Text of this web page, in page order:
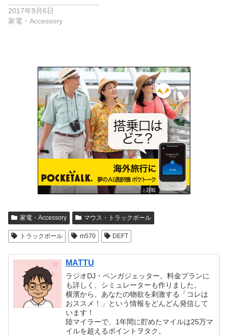
2017年9月6日
家電・Accessory
家電・Accessory マウス・トラックボール
トラックボール m570 DEFT
MATTU
ラジオDJ・ペンガジェッター。料金プランに
も詳しく、シミュレーターも作りました。
横濱から、あなたの物欲を刺激する「コレは
おススメ！」という情報をどんどん発信して
います！
陸マイラーで、1年間に貯めたマイルは25万マ
イルを超えるポイントヲタク。